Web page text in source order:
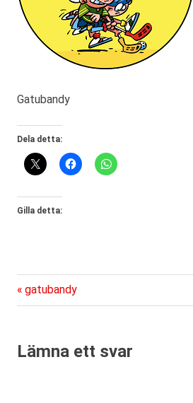
Gatubandy
Dela detta:
Gilla detta:
Inläggsnavigering
Föregående
inlägg:
gatubandy
Lämna ett svar